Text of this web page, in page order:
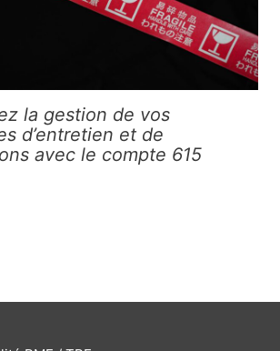
la gestion de vos
d’entretien et de
avec le compte 615